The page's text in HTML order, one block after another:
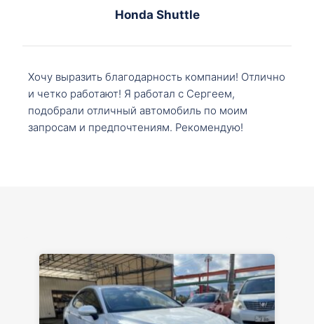
Honda Shuttle
Хочу выразить благодарность компании! Отлично
и четко работают! Я работал с Сергеем,
подобрали отличный автомобиль по моим
запросам и предпочтениям. Рекомендую!